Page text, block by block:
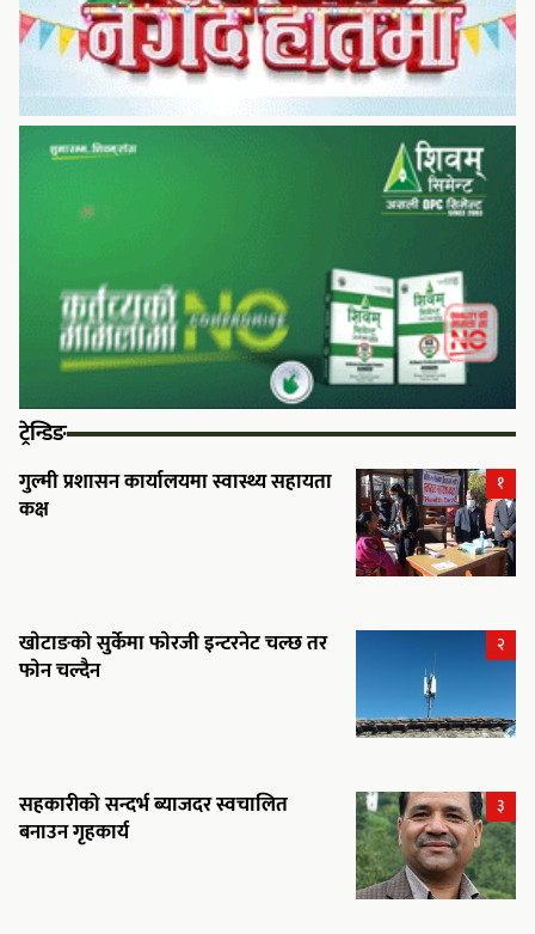
ट्रेन्डिङ
गुल्मी प्रशासन कार्यालयमा स्वास्थ्य सहायता
कक्ष
१
खाेटाङकाे सुर्केमा फाेरजी इन्टरनेट चल्छ तर
फाेन चल्दैन
२
सहकारीको सन्दर्भ ब्याजदर स्वचालित
बनाउन गृहकार्य
३